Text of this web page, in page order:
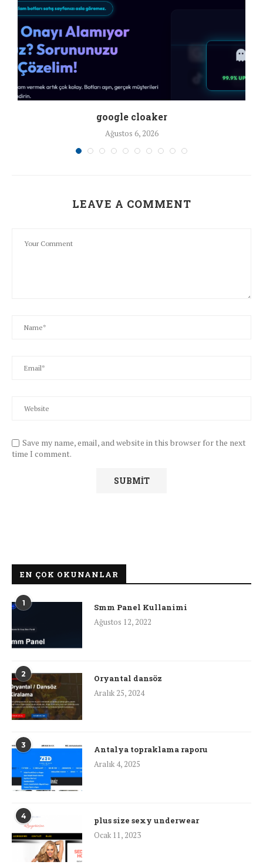
google cloaker
Ağustos 6, 2026
LEAVE A COMMENT
Save my name, email, and website in this browser for the next
time I comment.
EN ÇOK OKUNANLAR
1
Smm Panel Kullanimi
Ağustos 12, 2022
2
Oryantal dansöz
Aralık 25, 2024
3
Antalya topraklama raporu
Aralık 4, 2025
4
plus size sexy underwear
Ocak 11, 2023